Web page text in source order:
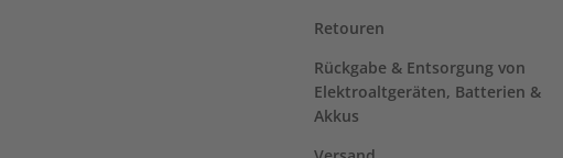
Retouren
Rückgabe & Entsorgung von
Elektroaltgeräten, Batterien &
Akkus